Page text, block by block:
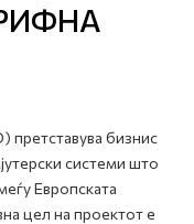
Open
претставува бизнис
системи што
Европската
цел на проектот е